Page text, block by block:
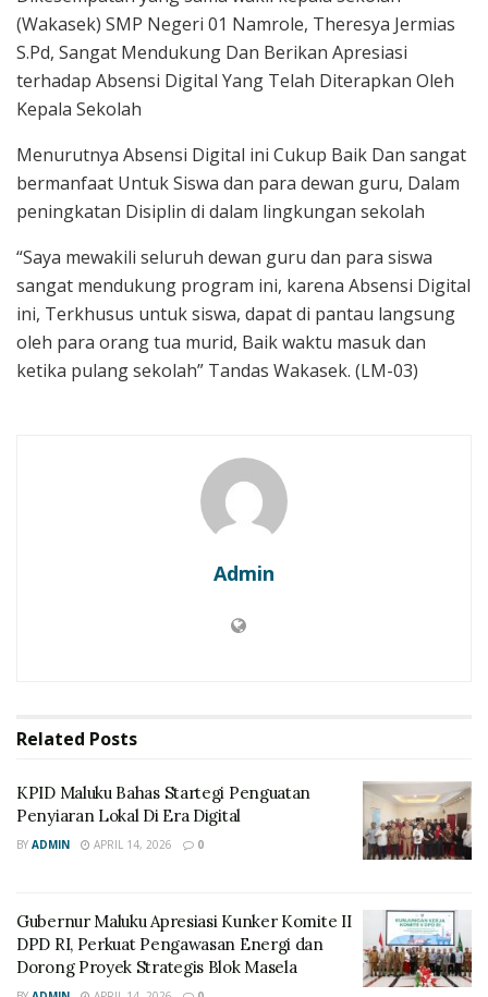
(Wakasek) SMP Negeri 01 Namrole, Theresya Jermias
S.Pd, Sangat Mendukung Dan Berikan Apresiasi
terhadap Absensi Digital Yang Telah Diterapkan Oleh
Kepala Sekolah
Menurutnya Absensi Digital ini Cukup Baik Dan sangat
bermanfaat Untuk Siswa dan para dewan guru, Dalam
peningkatan Disiplin di dalam lingkungan sekolah
“Saya mewakili seluruh dewan guru dan para siswa
sangat mendukung program ini, karena Absensi Digital
ini, Terkhusus untuk siswa, dapat di pantau langsung
oleh para orang tua murid, Baik waktu masuk dan
ketika pulang sekolah” Tandas Wakasek. (LM-03)
Admin
Related Posts
KPID Maluku Bahas Startegi Penguatan
Penyiaran Lokal Di Era Digital
BY ADMIN APRIL 14, 2026 0
Gubernur Maluku Apresiasi Kunker Komite II
DPD RI, Perkuat Pengawasan Energi dan
Dorong Proyek Strategis Blok Masela